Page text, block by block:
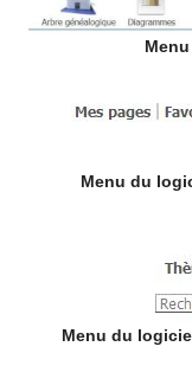
Menu du
Menu du